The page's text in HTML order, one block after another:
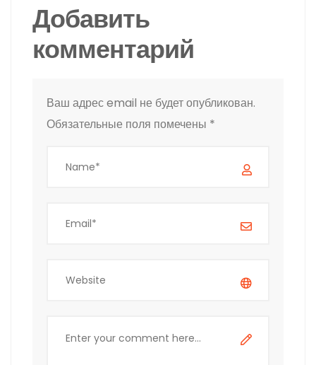
Добавить
комментарий
Ваш адрес email не будет опубликован.
Обязательные поля помечены *